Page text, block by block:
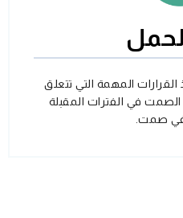
المهمة التي تتعلق
الصمت في الفترات المقبلة
في صمت.